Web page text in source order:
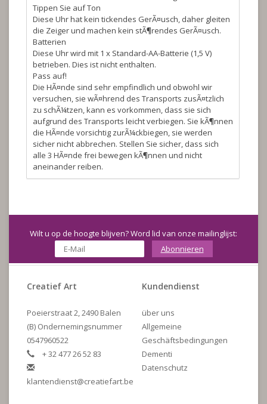
Tippen Sie auf Ton
Diese Uhr hat kein tickendes GerÃ¤usch, daher gleiten
die Zeiger und machen kein stÃ¶rendes GerÃ¤usch.
Batterien
Diese Uhr wird mit 1 x Standard-AA-Batterie (1,5 V)
betrieben. Dies ist nicht enthalten.
Pass auf!
Die HÃ¤nde sind sehr empfindlich und obwohl wir
versuchen, sie wÃ¤hrend des Transports zusÃ¤tzlich
zu schÃ¼tzen, kann es vorkommen, dass sie sich
aufgrund des Transports leicht verbiegen. Sie kÃ¶nnen
die HÃ¤nde vorsichtig zurÃ¼ckbiegen, sie werden
sicher nicht abbrechen. Stellen Sie sicher, dass sich
alle 3 HÃ¤nde frei bewegen kÃ¶nnen und nicht
aneinander reiben.
Wilt u op de hoogte blijven? Word lid van onze mailinglijst:
Abonnieren
Creatief Art
Poeierstraat 2, 2490 Balen
(B) Ondernemingsnummer
0547960522
+ 32 477 26 52 83
klantendienst@creatiefart.be
Kundendienst
über uns
Allgemeine
Geschäftsbedingungen
Dementi
Datenschutz